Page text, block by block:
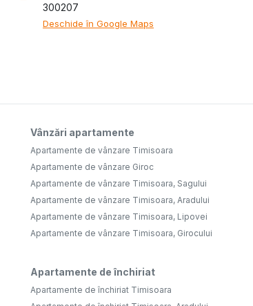
300207
Deschide în Google Maps
Vânzări apartamente
Apartamente de vânzare Timisoara
Apartamente de vânzare Giroc
Apartamente de vânzare Timisoara, Sagului
Apartamente de vânzare Timisoara, Aradului
Apartamente de vânzare Timisoara, Lipovei
Apartamente de vânzare Timisoara, Girocului
Apartamente de închiriat
Apartamente de închiriat Timisoara